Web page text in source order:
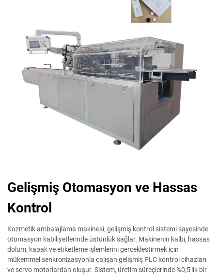
Gelişmiş Otomasyon ve Hassas
Kontrol
Kozmetik ambalajlama makinesi, gelişmiş kontrol sistemi sayesinde
otomasyon kabiliyetlerinde üstünlük sağlar. Makinenin kalbi, hassas
dolum, kapak ve etiketleme işlemlerini gerçekleştirmek için
mükemmel senkronizasyonla çalışan gelişmiş PLC kontrol cihazları
ve servo motorlardan oluşur. Sistem, üretim süreçlerinde %0,5'lik bir